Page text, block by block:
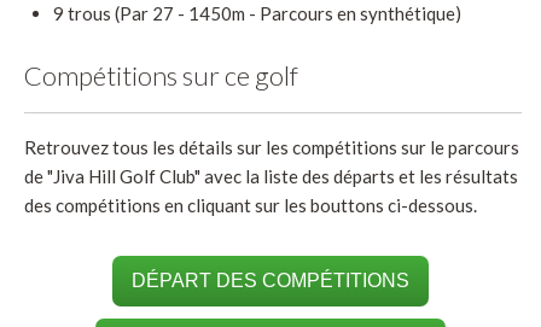
9 trous (Par 27 - 1450m - Parcours en synthétique)
Compétitions sur ce golf
Retrouvez tous les détails sur les compétitions sur le parcours
de "Jiva Hill Golf Club" avec la liste des départs et les résultats
des compétitions en cliquant sur les bouttons ci-dessous.
DÉPART DES COMPÉTITIONS